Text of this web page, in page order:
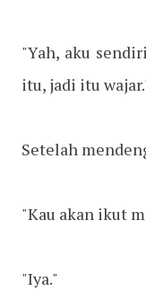
"Yah, aku
itu, jadi itu
Setelah
"Kau akan ikut
"Iya."